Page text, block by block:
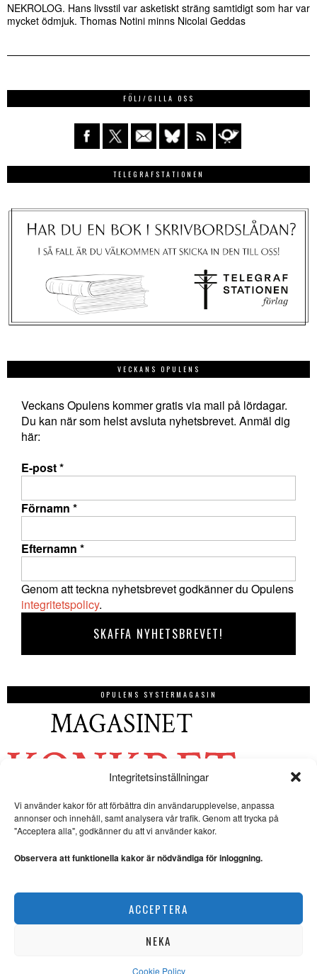
Integritetsinställningar
Vi använder kakor för att förbättra din användarupplevelse, anpassa
annonser och innehåll, samt analysera vår trafik. Genom att trycka på
"Acceptera alla", godkänner du att vi använder kakor.
Observera att funktionella kakor är nödvändiga för inloggning.
ACCEPTERA
NEKA
Cookie Policy
NEKROLOG. Hans livsstil var asketiskt sträng samtidigt som har var
mycket ödmjuk. Thomas Notini minns Nicolai Geddas
FÖLJ/GILLA OSS
TELEGRAFSTATIONEN
VECKANS OPULENS
Veckans Opulens kommer gratis via mail på lördagar.
Du kan när som helst avsluta nyhetsbrevet. Anmäl dig
här:
E-post*
Förnamn *
Efternamn *
Genom att teckna nyhetsbrevet godkänner du Opulens
integritetspolicy.
OPULENS SYSTERMAGASIN